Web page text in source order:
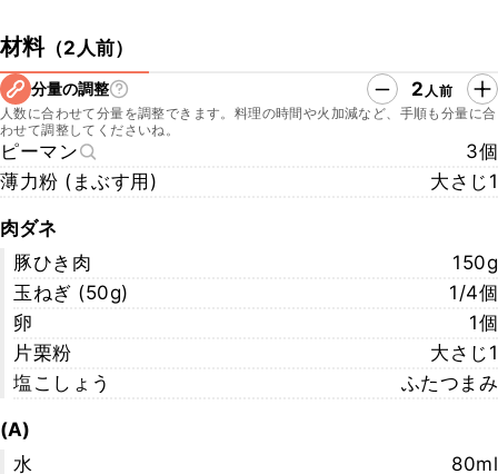
材料（2人前）
分量の調整 2 人前
人数に合わせて分量を調整できます。料理の時間や火加減など、手順も分量に合
わせて調整してくださいね。
ピーマン
3個
薄力粉 (まぶす用)
大さじ1
肉ダネ
豚ひき肉
150g
玉ねぎ (50g)
1/4個
卵
1個
片栗粉
大さじ1
塩こしょう
ふたつまみ
(A)
水
80ml